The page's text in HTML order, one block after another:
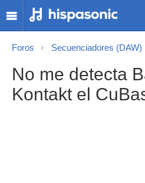
Foros Secuenciadores (DAW)
No me detecta
Kontakt el